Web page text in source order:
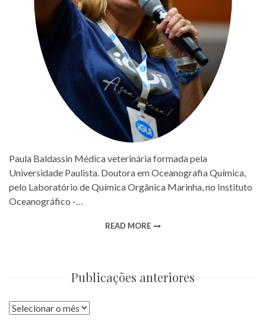
Paula Baldassin Médica veterinária formada pela
Universidade Paulista. Doutora em Oceanografia Química,
pelo Laboratório de Química Orgânica Marinha, no Instituto
Oceanográfico -…
READ MORE
Publicações anteriores
Publicações